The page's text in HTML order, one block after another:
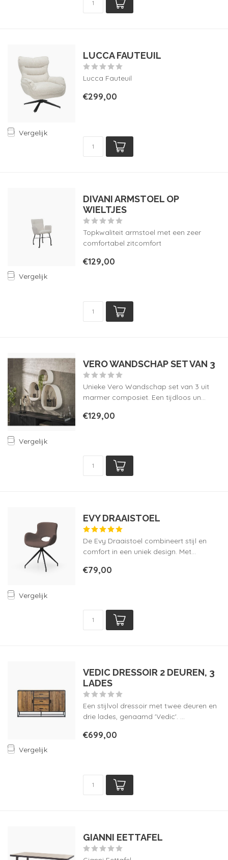
Vergelijk
LUCCA FAUTEUIL
Lucca Fauteuil
€299,00
Vergelijk
DIVANI ARMSTOEL OP
WIELTJES
Topkwaliteit armstoel met een zeer
comfortabel zitcomfort
€129,00
Vergelijk
VERO WANDSCHAP SET VAN 3
Unieke Vero Wandschap set van 3 uit
marmer composiet. Een tijdloos un...
€129,00
Vergelijk
EVY DRAAISTOEL
De Evy Draaistoel combineert stijl en
comfort in een uniek design. Met...
€79,00
Vergelijk
VEDIC DRESSOIR 2 DEUREN, 3
LADES
Een stijlvol dressoir met twee deuren en
drie lades, genaamd 'Vedic'. ...
€699,00
GIANNI EETTAFEL